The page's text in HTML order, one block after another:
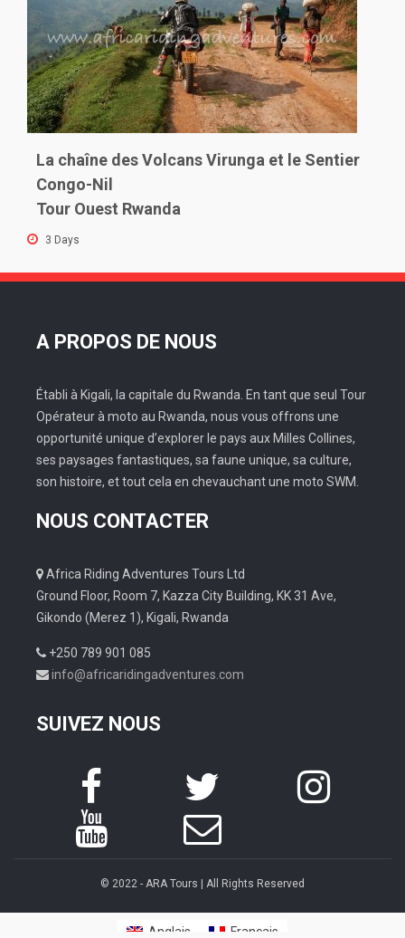
La chaîne des Volcans Virunga et le Sentier
Congo-Nil
Tour Ouest Rwanda
3 Days
A PROPOS DE NOUS
Établi à Kigali, la capitale du Rwanda. En tant que seul Tour
Opérateur à moto au Rwanda, nous vous offrons une
opportunité unique d’explorer le pays aux Milles Collines,
ses paysages fantastiques, sa faune unique, sa culture,
son histoire, et tout cela en chevauchant une moto SWM.
NOUS CONTACTER
Africa Riding Adventures Tours Ltd
Ground Floor, Room 7, Kazza City Building, KK 31 Ave,
Gikondo (Merez 1), Kigali, Rwanda
+250 789 901 085
info@africaridingadventures.com
SUIVEZ NOUS
© 2022 - ARA Tours | All Rights Reserved
Anglais Français